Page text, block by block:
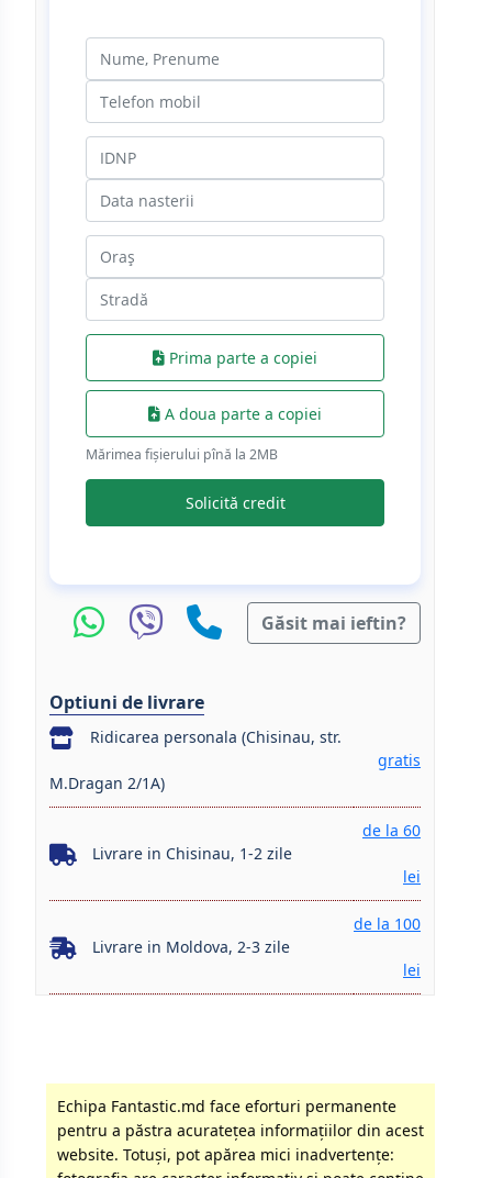
Prima parte a copiei
A doua parte a copiei
Mărimea fișierului pînă la 2МB
Solicită credit
Găsit mai ieftin?
Optiuni de livrare
Ridicarea personala (Chisinau, str.
M.Dragan 2/1A)
gratis
Livrare in Chisinau, 1-2 zile
de la 60
lei
Livrare in Moldova, 2-3 zile
de la 100
lei
Echipa Fantastic.md face eforturi permanente
pentru a păstra acurateţea informaţiilor din acest
website. Totuși, pot apărea mici inadvertenţe: